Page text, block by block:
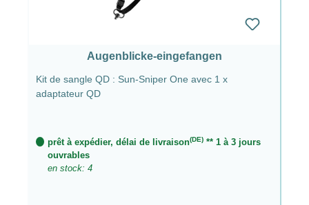
Augenblicke-eingefangen
Kit de sangle QD : Sun-Sniper One avec 1 x
adaptateur QD
prêt à expédier, délai de livraison(DE) ** 1 à 3 jours
ouvrables
en stock: 4